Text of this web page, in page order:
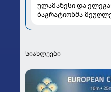
ულამაზესი და
ბაგრატიონმა
სიახლეები